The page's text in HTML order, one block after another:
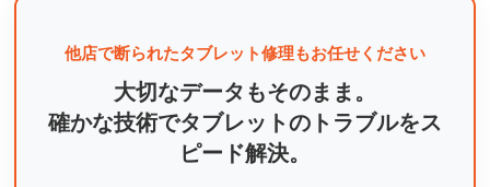
他店で断られたタブレット修理もお任せください
大切なデータもそのまま。
確かな技術でタブレットのトラブルをス
ピード解決。